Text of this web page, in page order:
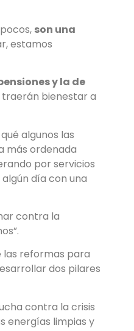
son una
estamos
y la de
traerán bienestar a
algunos las
más ordenada
por servicios
día con una
contra la
las reformas para
dos pilares
contra la crisis
energías limpias y